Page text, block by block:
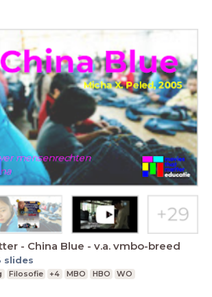
- China Blue - v.a. vmbo-breed
slides
Filosofie +4 MBO HBO WO